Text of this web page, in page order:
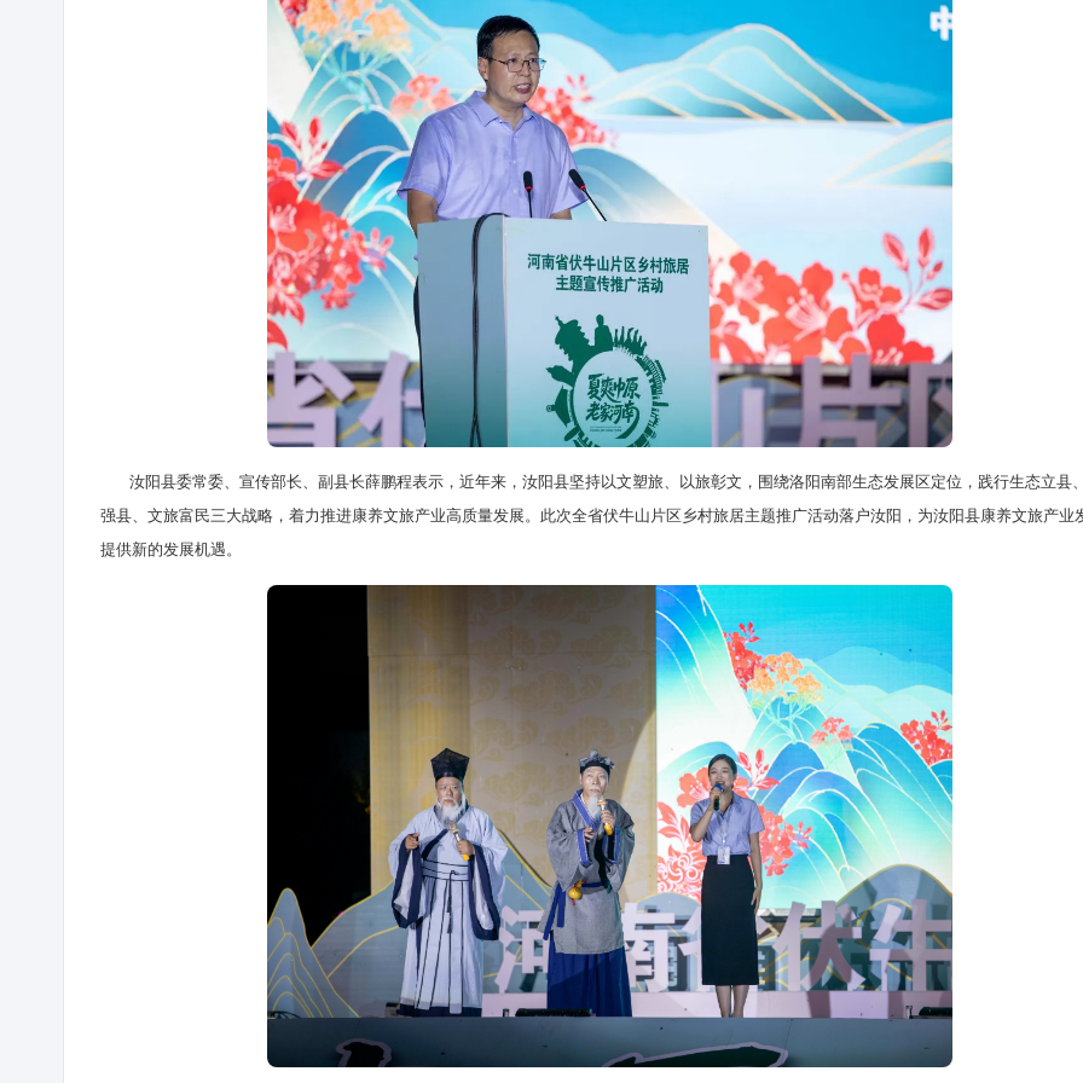
汝阳县委常委、宣传部长、副县长薛鹏程表示，近年来，汝阳县坚持以文塑旅、以旅彰文，围绕洛阳南部生态发展区定位，践行生态立县
强县、文旅富民三大战略，着力推进康养文旅产业高质量发展。此次全省伏牛山片区乡村旅居主题推广活动落户汝阳，为汝阳县康养文旅产业
提供新的发展机遇。